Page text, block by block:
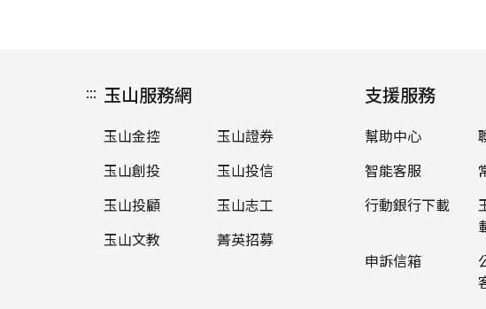
::: 玉山服務網
玉山金控
玉山證券
玉山創投
玉山投信
玉山投顧
玉山志工
玉山文教
菁英招募
支援服務
幫助中心
智能客服
行動銀行下載
申訴信箱